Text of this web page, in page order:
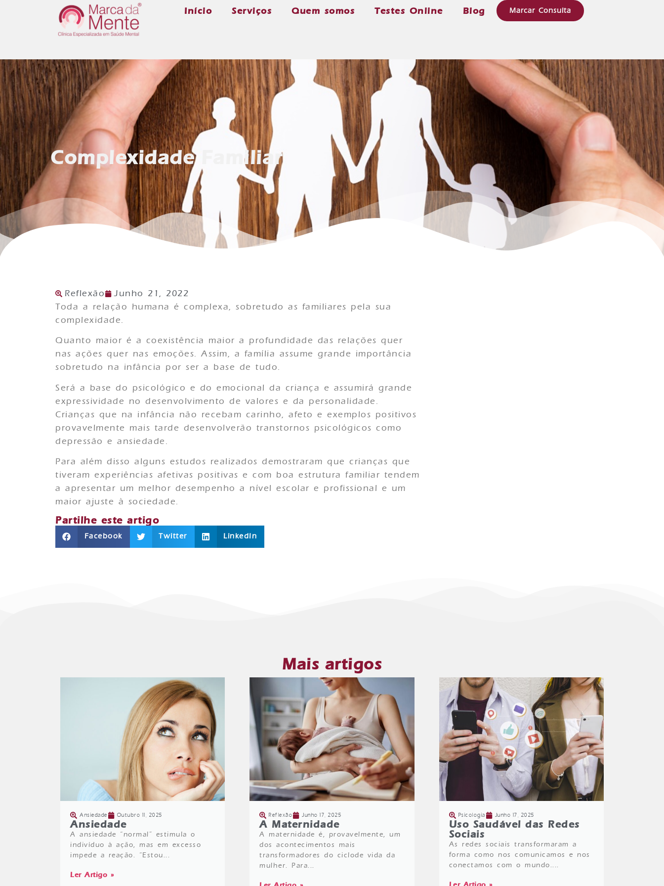
Início Serviços Quem somos Testes Online Blog Marcar Consulta
Complexidade Familiar
Reflexão
Junho 21, 2022
Toda a relação humana é complexa, sobretudo as familiares pela sua
complexidade.
Quanto maior é a coexistência maior a profundidade das relações quer
nas ações quer nas emoções. Assim, a família assume grande importância
sobretudo na infância por ser a base de tudo.
Será a base do psicológico e do emocional da criança e assumirá grande
expressividade no desenvolvimento de valores e da personalidade.
Crianças que na infância não recebam carinho, afeto e exemplos positivos
provavelmente mais tarde desenvolverão transtornos psicológicos como
depressão e ansiedade.
Para além disso alguns estudos realizados demostraram que crianças que
tiveram experiências afetivas positivas e com boa estrutura familiar tendem
a apresentar um melhor desempenho a nível escolar e profissional e um
maior ajuste à sociedade.
Partilhe este artigo
Facebook Twitter LinkedIn
Mais artigos
Ansiedade Outubro 11, 2025
Ansiedade
A ansiedade “normal” estimula o
indivíduo à ação, mas em excesso
impede a reação. “Estou...
Ler Artigo »
Reflexão Junho 17, 2025
A Maternidade
A maternidade é, provavelmente, um
dos acontecimentos mais
transformadores do ciclode vida da
mulher. Para...
Psicologia Junho 17, 2025
Uso Saudável das Redes
Sociais
As redes sociais transformaram a
forma como nos comunicamos e nos
conectamos com o mundo....